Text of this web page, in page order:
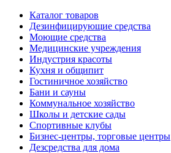
Каталог товаров
Дезинфицирующие средства
Моющие средства
Медицинские учреждения
Индустрия красоты
Кухня и общипит
Гостиничное хозяйство
Бани и сауны
Коммунальное хозяйство
Школы и детские сады
Спортивные клубы
Бизнес-центры, торговые центры
Дезсредства для дома